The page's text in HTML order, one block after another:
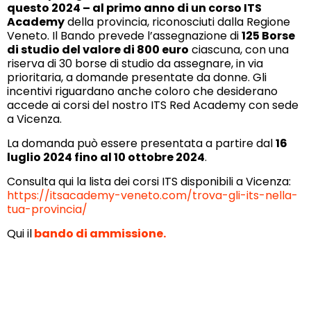
questo 2024 – al primo anno di un corso ITS
Academydella provincia, riconosciuti dalla Regione
Veneto. Il Bando prevede l’assegnazione di125 Borse
di studio del valore di 800 euro ciascuna, con una
riserva di 30 borse di studio da assegnare, in via
prioritaria, a domande presentate da donne. Gli
incentivi riguardano anche coloro che desiderano
accede ai corsi del nostro ITS Red Academy con sede
a Vicenza.
La domanda può essere presentata a partire dal16
luglio 2024 fino al 10 ottobre 2024.
Consulta qui la lista dei corsi ITS disponibili a Vicenza:
https://itsacademy-veneto.com/trova-gli-its-nella-
tua-provincia/
Qui ilbando di ammissione.